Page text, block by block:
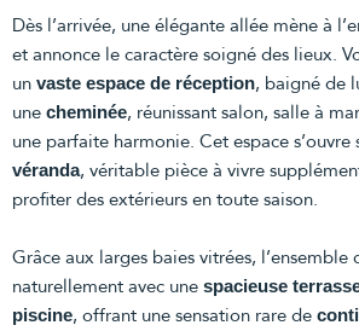
Dès l’arrivée, une élégante allée mène à
et annonce le caractère soigné des lieux.
un vaste espace de réception, baigné de
une cheminée, réunissant salon, salle à
une parfaite harmonie. Cet espace s’ouvre
véranda, véritable pièce à vivre
profiter des extérieurs en toute saison.
Grâce aux larges baies vitrées, l’ensemble
naturellement avec une spacieuse
piscine, offrant une sensation rare de